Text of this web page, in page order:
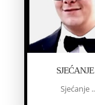
SJEĆANJE
Sjećanje